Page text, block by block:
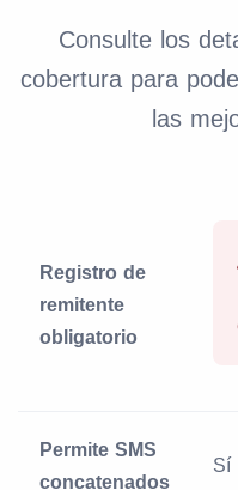
Consulte los
cobertura para
las
Registro de
remitente
obligatorio
Permite SMS
concatenados
Sí